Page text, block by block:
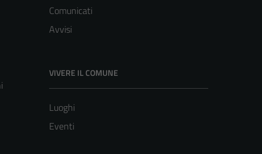
Comunicati
Avvisi
VIVERE IL COMUNE
Luoghi
Eventi